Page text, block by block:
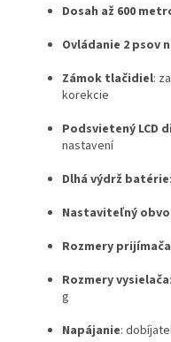
Dosah až 600
Ovládanie 2 psov
Zámok tlačidiel:
korekcie
Podsvietený LCD
nastavení
Dlhá výdrž batérie
Nastaviteľný
Rozmery prijímača
Rozmery vysielača
g
Napájanie: